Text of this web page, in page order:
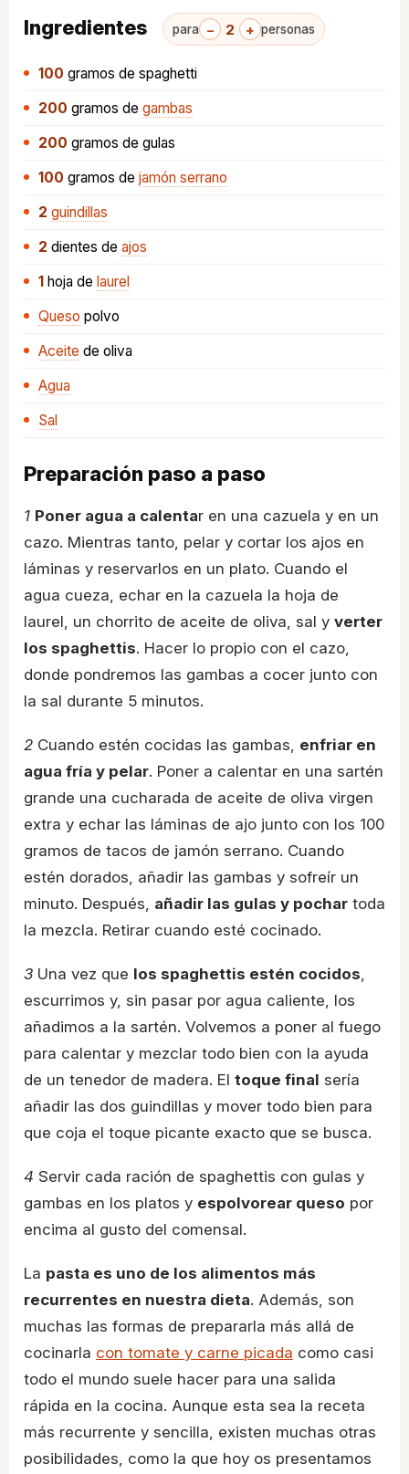
Ingredientes para − 2 + personas
100 gramos de spaghetti
200 gramos de gambas
200 gramos de gulas
100 gramos de jamón serrano
2 guindillas
2 dientes de ajos
1 hoja de laurel
Queso polvo
Aceite de oliva
Agua
Sal
Preparación paso a paso
1 Poner agua a calentar en una cazuela y en un
cazo. Mientras tanto, pelar y cortar los ajos en
láminas y reservarlos en un plato. Cuando el
agua cueza, echar en la cazuela la hoja de
laurel, un chorrito de aceite de oliva, sal y verter
los spaghettis. Hacer lo propio con el cazo,
donde pondremos las gambas a cocer junto con
la sal durante 5 minutos.
2 Cuando estén cocidas las gambas, enfriar en
agua fría y pelar. Poner a calentar en una sartén
grande una cucharada de aceite de oliva virgen
extra y echar las láminas de ajo junto con los 100
gramos de tacos de jamón serrano. Cuando
estén dorados, añadir las gambas y sofreír un
minuto. Después, añadir las gulas y pochar toda
la mezcla. Retirar cuando esté cocinado.
3 Una vez que los spaghettis estén cocidos,
escurrimos y, sin pasar por agua caliente, los
añadimos a la sartén. Volvemos a poner al fuego
para calentar y mezclar todo bien con la ayuda
de un tenedor de madera. El toque final sería
añadir las dos guindillas y mover todo bien para
que coja el toque picante exacto que se busca.
4 Servir cada ración de spaghettis con gulas y
gambas en los platos y espolvorear queso por
encima al gusto del comensal.
La pasta es uno de los alimentos más
recurrentes en nuestra dieta. Además, son
muchas las formas de prepararla más allá de
cocinarla con tomate y carne picada como casi
todo el mundo suele hacer para una salida
rápida en la cocina. Aunque esta sea la receta
más recurrente y sencilla, existen muchas otras
posibilidades, como la que hoy os presentamos